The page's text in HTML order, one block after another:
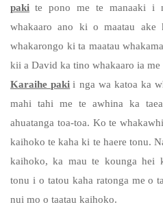
paki te pono me te manaaki i
whakaaro ano ki o maatau
whakarongo ki ta maatau
kii a David ka tino whakaaro ia
Karaihe paki i nga wa katoa ka
mahi tahi me te awhina ka
ahuatanga toa-toa. Ko te
kaihoko te kaha ki te haere tonu.
kaihoko, ka mau te kounga hei
tonu i o tatou kaha ratonga me o
nui mo o taatau kaihoko.